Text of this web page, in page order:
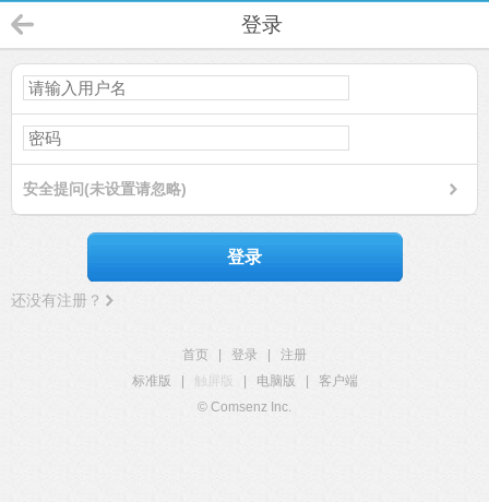
登录
安全提问(未设置请忽略)
登录
还没有注册？
首页 登录
注册
标准版
触屏版 电脑版
客户端
© Comsenz Inc.